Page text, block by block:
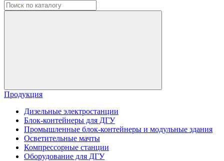
Продукция
Дизельные электростанции
Блок-контейнеры для ДГУ
Промышленные блок-контейнеры и модульные здания
Осветительные мачты
Компрессорные станции
Оборудование для ДГУ